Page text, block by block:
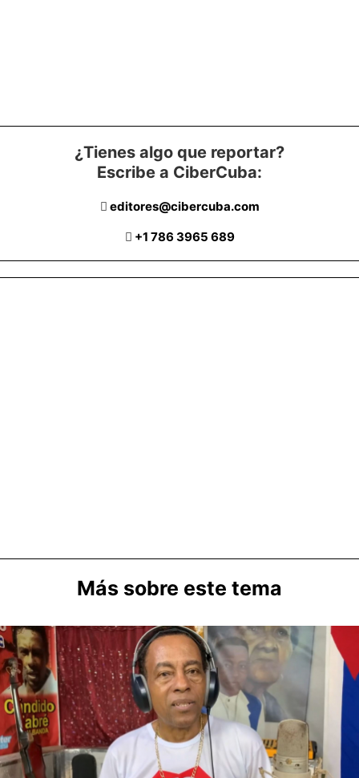
¿Tienes algo que reportar?
Escribe a CiberCuba:
editores@cibercuba.com
+1 786 3965 689
Más sobre este tema